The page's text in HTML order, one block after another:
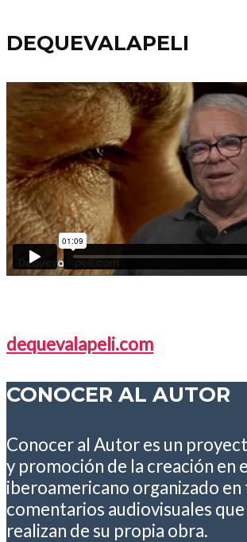
DEQUEVALAPELI
dequevalapeli.com
CONOCER AL AUTOR
Conocer al Autor es un
y promoción de la creación en
iberoamericano organizado en
comentarios audiovisuales
realizan de su propia obra.